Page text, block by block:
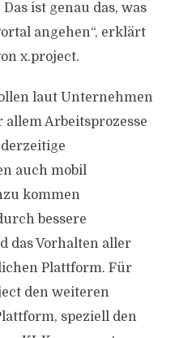
ist genau das, was
angehen“, erklärt
x.project.
laut Unternehmen
Arbeitsprozesse
auch mobil
kommen
bessere
das Vorhalten aller
Plattform. Für
den weiteren
speziell den